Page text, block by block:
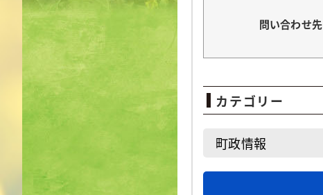
問い合わせ先
カテゴリー
町政情報